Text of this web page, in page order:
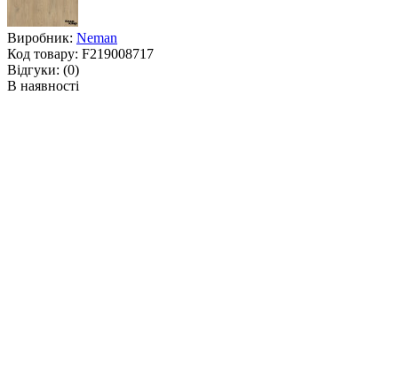
Виробник: Neman
Код товару: F219008717
Відгуки: (0)
В наявності